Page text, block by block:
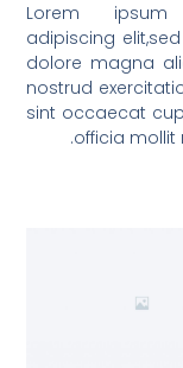
Lorem
adipiscing
dolore magna
nostrud
sint occaecat
officia mollit